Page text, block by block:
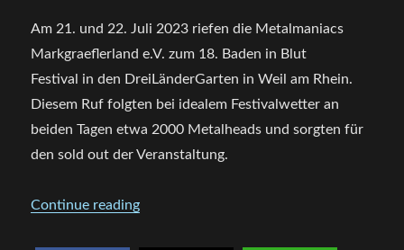
Am 21. und 22. Juli 2023 riefen die Metalmaniacs
Markgraeflerland e.V. zum 18. Baden in Blut
Festival in den DreiLänderGarten in Weil am Rhein.
Diesem Ruf folgten bei idealem Festivalwetter an
beiden Tagen etwa 2000 Metalheads und sorgten für
den sold out der Veranstaltung.
Continue reading„Baden in Blut Festival 2023“